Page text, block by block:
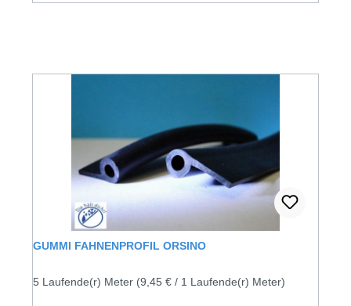
GUMMI FAHNENPROFIL ORSINO
5 Laufende(r) Meter (9,45 € / 1 Laufende(r) Meter)